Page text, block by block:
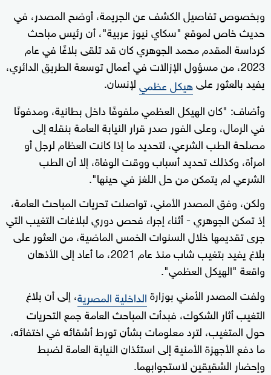
وبخصوص تفاصيل الكشف عن الجريمة، أوضح المصدر، في
حديث خاص لموقع "سكاي نيوز عربية"، أن رئيس مباحث
كرداسة المقدم محمد الجوهري كان قد تلقى بلاغًا في عام
2023، من مسؤول الإزالات في أعمال توسعة الطريق الدائري،
يفيد بالعثور علىهيكل عظميلإنسان.
وأضاف: "كان الهيكل العظمي ملفوفًا داخل بطانية، ومدفونًا
في الرمال، وعلى الفور صدر قرار النيابة العامة بنقله إلى
مصلحة الطب الشرعي، لتحديد ما إذا كانت العظام لرجل أو
امرأة، وكذلك تحديد أسباب ووقت الوفاة، إلا أن الطب
الشرعي لم يتمكن من حل اللغز في حينها".
ولكن، وفق المصدر الأمني، تواصلت تحريات المباحث العامة،
إذ تمكن الجوهري - أثناء إجراء فحص دوري لبلاغات التغيب التي
جرى تقديمها خلال السنوات الخمس الماضية، من العثور على
بلاغ يفيد بتغيب شاب منذ عام 2021، ما أعاد إلى الأذهان
واقعة "الهيكل العظمي".
ولفت المصدر الأمني بوزارةالداخلية المصرية، إلى أن بلاغ
التغيب أثار الشكوك، فبدأت المباحث العامة جمع التحريات
حول المتغيب، لترد معلومات بشأن تورط أشقائه في اختفائه،
ما دفع الأجهزة الأمنية إلى استئذان النيابة العامة لضبط
وإحضار الشقيقين لاستجوابهما.